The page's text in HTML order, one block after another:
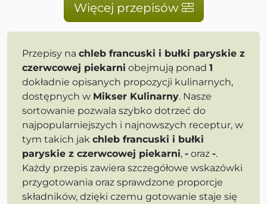
Więcej przepisów
Przepisy na chleb francuski i bułki paryskie z
czerwcowej piekarni obejmują ponad 1
dokładnie opisanych propozycji kulinarnych,
dostępnych w Mikser Kulinarny. Nasze
sortowanie pozwala szybko dotrzeć do
najpopularniejszych i najnowszych receptur, w
tym takich jak chleb francuski i bułki
paryskie z czerwcowej piekarni, - oraz -.
Każdy przepis zawiera szczegółowe wskazówki
przygotowania oraz sprawdzone proporcje
składników, dzięki czemu gotowanie staje się